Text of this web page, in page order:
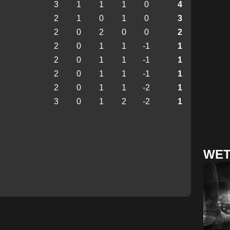
3 1 1 1 0
4
2
1 0 1 0
3
2
0 2 0 0
2
2
0 1 1 -1
1
2
0 1 1 -1
1
2
0 1 1 -1
1
2
0 1 1 -2
1
3
0 1 2 -2 1